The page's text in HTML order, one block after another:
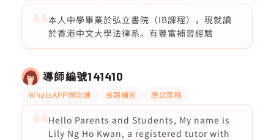
本人中學畢業於弘立書院（IB課程），現就讀
於香港中文大學法律系。有豐富補習經驗
導師編號141410
WhatsAPP問功課 長期補習 應試策略
Hello Parents and Students, My name is
Lily Ng Ho Kwan, a registered tutor with